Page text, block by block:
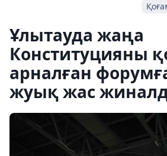
Ұлытауда жаңа
Конституцияны
арналған
жуық жас